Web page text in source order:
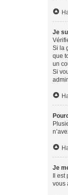
Je
Si la
que
un
Si
Je
Il
vous